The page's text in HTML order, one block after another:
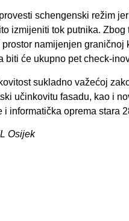
schengenski režim
izmijeniti tok putnika.
namijenjen
biti će ukupno pet check-
sukladno važećoj
učinkovitu fasadu, kao i
informatička oprema stara
Osijek